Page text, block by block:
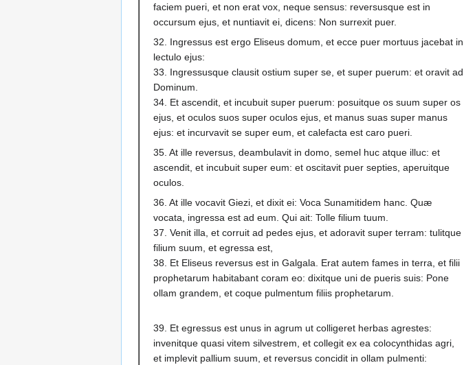
faciem pueri, et non erat vox, neque sensus: reversusque est in
occursum ejus, et nuntiavit ei, dicens: Non surrexit puer.
32. Ingressus est ergo Eliseus domum, et ecce puer mortuus jacebat in
lectulo ejus:
33. Ingressusque clausit ostium super se, et super puerum: et oravit ad
Dominum.
34. Et ascendit, et incubuit super puerum: posuitque os suum super os
ejus, et oculos suos super oculos ejus, et manus suas super manus
ejus: et incurvavit se super eum, et calefacta est caro pueri.
35. At ille reversus, deambulavit in domo, semel huc atque illuc: et
ascendit, et incubuit super eum: et oscitavit puer septies, aperuitque
oculos.
36. At ille vocavit Giezi, et dixit ei: Voca Sunamitidem hanc. Quæ
vocata, ingressa est ad eum. Qui ait: Tolle filium tuum.
37. Venit illa, et corruit ad pedes ejus, et adoravit super terram: tulitque
filium suum, et egressa est,
38. Et Eliseus reversus est in Galgala. Erat autem fames in terra, et filii
prophetarum habitabant coram eo: dixitque uni de pueris suis: Pone
ollam grandem, et coque pulmentum filiis prophetarum.
39. Et egressus est unus in agrum ut colligeret herbas agrestes:
invenitque quasi vitem silvestrem, et collegit ex ea colocynthidas agri,
et implevit pallium suum, et reversus concidit in ollam pulmenti: